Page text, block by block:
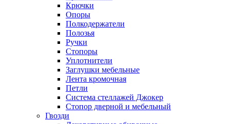
Крючки
Опоры
Полкодержатели
Полозья
Ручки
Стопоры
Уплотнители
Заглушки мебельные
Лента кромочная
Петли
Система стеллажей Джокер
Стопор дверной и мебельный
Гвозди